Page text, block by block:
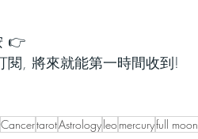
👉
閱, 將來就能第一時間收到!
CancertarotAstrologyleomercuryfull moon